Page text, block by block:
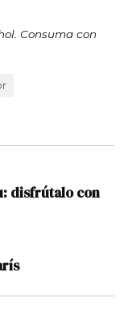
Consuma con
disfrútalo con